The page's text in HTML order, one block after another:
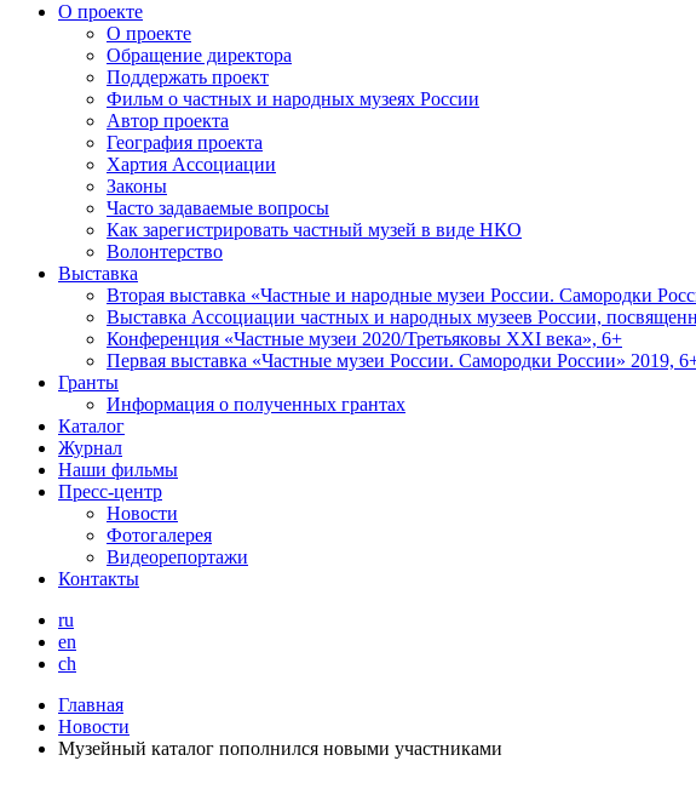
О проекте
О проекте
Обращение директора
Поддержать проект
Фильм о частных и народных музеях России
Автор проекта
География проекта
Хартия Ассоциации
Законы
Часто задаваемые вопросы
Как зарегистрировать частный музей в виде НКО
Волонтерство
Выставка
Вторая выставка «Частные и народные музеи России. Самородки
Выставка Ассоциации частных и народных музеев России,
Конференция «Частные музеи 2020/Третьяковы XXI века», 6+
Первая выставка «Частные музеи России. Самородки России» 2019,
Гранты
Информация о полученных грантах
Каталог
Журнал
Наши фильмы
Пресс-центр
Новости
Фотогалерея
Видеорепортажи
Контакты
ru
en
ch
Главная
Новости
Музейный каталог пополнился новыми участниками